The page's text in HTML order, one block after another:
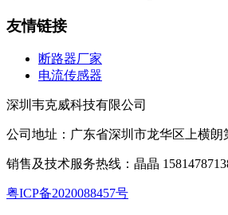
友情链接
断路器厂家
电流传感器
深圳韦克威科技有限公司
公司地址：广东省深圳市龙华区上横朗
销售及技术服务热线：晶晶
粤ICP备2020088457号